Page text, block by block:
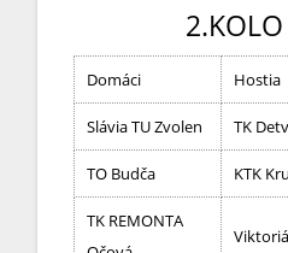
Domáci Hostia
Slávia TU Zvolen TK
TO Budča KTK
TK REMONTA